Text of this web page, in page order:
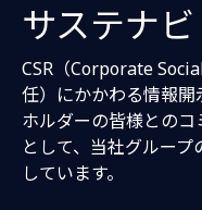
サステナ
CSR（Corporate
任）にかかわる情報
ホルダーの皆様との
として、当社グルー
しています。